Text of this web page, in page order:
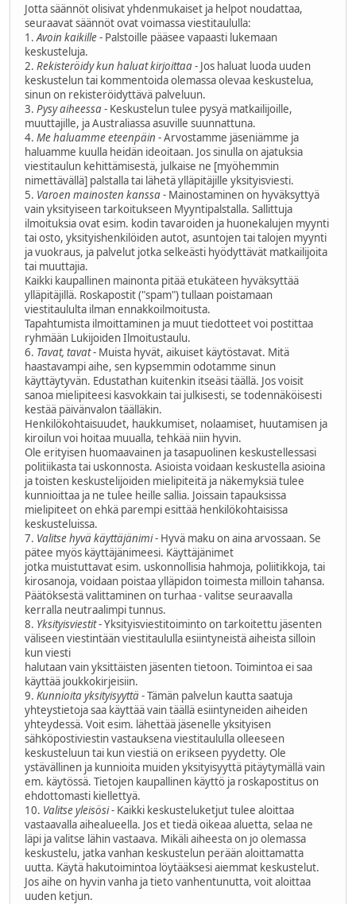
Jotta säännöt olisivat yhdenmukaiset ja helpot noudattaa,
seuraavat säännöt ovat voimassa viestitaululla:
1.Avoin kaikille- Palstoille pääsee vapaasti lukemaan
keskusteluja.
2. Rekisteröidy kun haluat kirjoittaa- Jos haluat luoda uuden
keskustelun tai kommentoida olemassa olevaa keskustelua,
sinun on rekisteröidyttävä palveluun.
3. Pysy aiheessa- Keskustelun tulee pysyä matkailijoille,
muuttajille, ja Australiassa asuville suunnattuna.
4. Me haluamme eteenpäin - Arvostamme jäseniämme ja
haluamme kuulla heidän ideoitaan. Jos sinulla on ajatuksia
viestitaulun kehittämisestä, julkaise ne [myöhemmin
nimettävällä] palstalla tai lähetä ylläpitäjille yksityisviesti.
5. Varoen mainosten kanssa- Mainostaminen on hyväksyttyä
vain yksityiseen tarkoitukseen Myyntipalstalla. Sallittuja
ilmoituksia ovat esim. kodin tavaroiden ja huonekalujen myynti
tai osto, yksityishenkilöiden autot, asuntojen tai talojen myynti
ja vuokraus, ja palvelut jotka selkeästi hyödyttävät matkailijoita
tai muuttajia.
Kaikki kaupallinen mainonta pitää etukäteen hyväksyttää
ylläpitäjillä. Roskapostit ("spam") tullaan poistamaan
viestitaululta ilman ennakkoilmoitusta.
Tapahtumista ilmoittaminen ja muut tiedotteet voi postittaa
ryhmään Lukijoiden Ilmoitustaulu.
6. Tavat, tavat- Muista hyvät, aikuiset käytöstavat. Mitä
haastavampi aihe, sen kypsemmin odotamme sinun
käyttäytyvän. Edustathan kuitenkin itseäsi täällä. Jos voisit
sanoa mielipiteesi kasvokkain tai julkisesti, se todennäköisesti
kestää päivänvalon täälläkin.
Henkilökohtaisuudet, haukkumiset, nolaamiset, huutamisen ja
kiroilun voi hoitaa muualla, tehkää niin hyvin.
Ole erityisen huomaavainen ja tasapuolinen keskustellessasi
politiikasta tai uskonnosta. Asioista voidaan keskustella asioina
ja toisten keskustelijoiden mielipiteitä ja näkemyksiä tulee
kunnioittaa ja ne tulee heille sallia. Joissain tapauksissa
mielipiteet on ehkä parempi esittää henkilökohtaisissa
keskusteluissa.
7. Valitse hyvä käyttäjänimi- Hyvä maku on aina arvossaan. Se
pätee myös käyttäjänimeesi. Käyttäjänimet
jotka muistuttavat esim. uskonnollisia hahmoja, poliitikkoja, tai
kirosanoja, voidaan poistaa ylläpidon toimesta milloin tahansa.
Päätöksestä valittaminen on turhaa - valitse seuraavalla
kerralla neutraalimpi tunnus.
8. Yksityisviestit- Yksityisviestitoiminto on tarkoitettu jäsenten
väliseen viestintään viestitaululla esiintyneistä aiheista silloin
kun viesti
halutaan vain yksittäisten jäsenten tietoon. Toimintoa ei saa
käyttää joukkokirjeisiin.
9. Kunnioita yksityisyyttä- Tämän palvelun kautta saatuja
yhteystietoja saa käyttää vain täällä esiintyneiden aiheiden
yhteydessä. Voit esim. lähettää jäsenelle yksityisen
sähköpostiviestin vastauksena viestitaululla olleeseen
keskusteluun tai kun viestiä on erikseen pyydetty. Ole
ystävällinen ja kunnioita muiden yksityisyyttä pitäytymällä vain
em. käytössä. Tietojen kaupallinen käyttö ja roskapostitus on
ehdottomasti kiellettyä.
10. Valitse yleisösi- Kaikki keskusteluketjut tulee aloittaa
vastaavalla aihealueella. Jos et tiedä oikeaa aluetta, selaa ne
läpi ja valitse lähin vastaava. Mikäli aiheesta on jo olemassa
keskustelu, jatka vanhan keskustelun perään aloittamatta
uutta. Käytä hakutoimintoa löytääksesi aiemmat keskustelut.
Jos aihe on hyvin vanha ja tieto vanhentunutta, voit aloittaa
uuden ketjun.